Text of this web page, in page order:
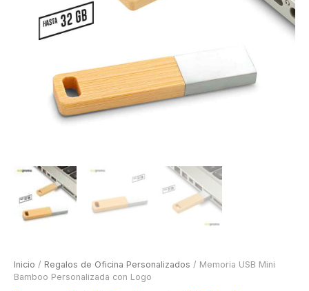
Inicio / Regalos de Oficina Personalizados / Memoria USB Mini
Bamboo Personalizada con Logo